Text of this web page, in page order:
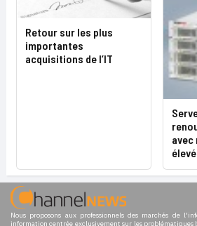
Retour sur les plus
importantes
acquisitions de l’IT
avec
Nous proposons aux professionnels des marchés de
information centrée exclusivement sur les problématiques